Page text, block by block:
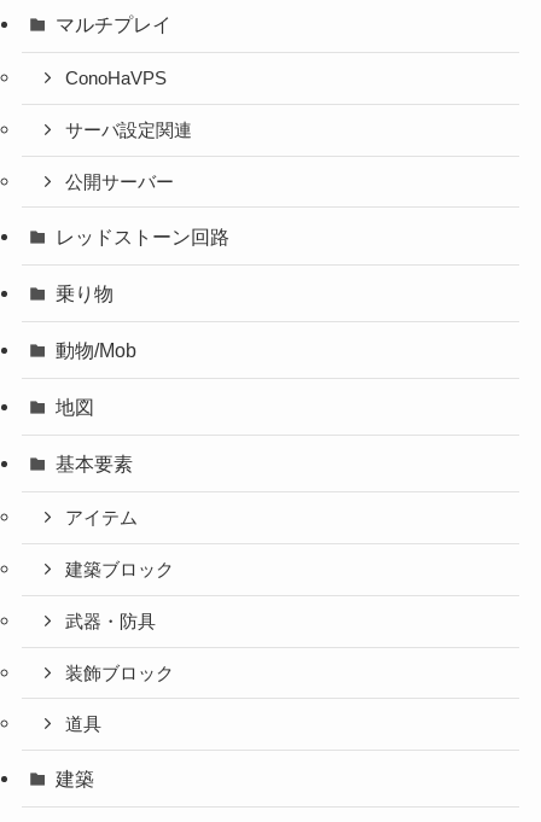
マルチプレイ
ConoHaVPS
サーバ設定関連
公開サーバー
レッドストーン回路
乗り物
動物/Mob
地図
基本要素
アイテム
建築ブロック
武器・防具
装飾ブロック
道具
建築